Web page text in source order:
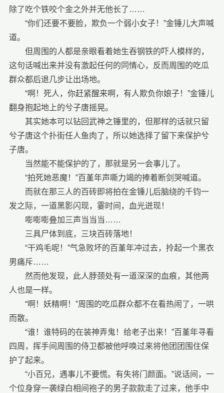
除了吃个铁咬个金之外并无他长了……
“你们还要不要脸，欺负一个弱小女子！”金锤儿大声喊
道。
但周围的人都是亲眼看着她生吞钢铁的吓人模样的，
这句话喊出来并没有激起任何的同情心，反而周围的吃瓜
群众都后退几步让出场地。
“啊！死人，你赶紧醒来啊，有人欺负你娘子！”金锤儿
翻身抱起地上的兮子唐摇晃。
其实她本可以钻回武神之锤里的，但那样的话就只留
兮子唐这个扑街任人鱼肉了，所以她选择了留下来保护兮
子唐。
当然能不能保护的了，那就是另一会事儿了。
“拍死她恶魔！”百堇年声嘶力竭的捧着断剑哭喊道。
而就在那三人的百砖即将拍在金锤儿后脑绕的千钧一
发之际，一道黑影闪现，霎时间，血光迸现！
嘭嘭嘭叠加三声当当当……
三具尸体到底，三块百砖落地！
“干鸡毛呢！”气急败坏的百堇年冲过去，拎起一个黑衣
男痛斥……
然而他发现，此人脖颈处有一道深深的血痕，其他两
人也是一样。
“啊！妖精啊！”周围的吃瓜群众都不在看热闹了，一哄
而散。
“谁！谁特码的在装神弄鬼！给老子出来！”百堇年寻看
四周，挥手间周围的侍卫都被他呼唤过来将他团团围住保
护了起来。
“小百兄，遇事儿不要慌。有失将门颜面。”说话间，一
个位身穿一袭绿白相间袍子的男子款款走了过来，他手中